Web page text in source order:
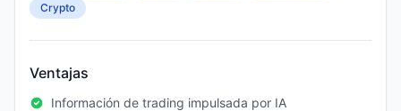
Crypto
Ventajas
Información de trading impulsada por IA